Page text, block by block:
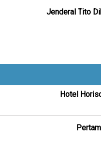
Jenderal Tito
Hotel